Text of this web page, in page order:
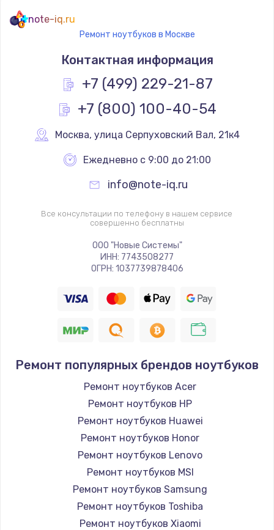
note-iq.ru
Ремонт ноутбуков в Москве
Контактная информация
+7 (499) 229-21-87
+7 (800) 100-40-54
Москва, улица Серпуховский Вал, 21к4
Ежедневно с 9:00 до 21:00
info@note-iq.ru
Все консультации по телефону в нашем сервисе
совершенно бесплатны
ООО "Новые Системы"
ИНН: 7743508277
ОГРН: 1037739878406
Ремонт популярных брендов ноутбуков
Ремонт ноутбуков Acer
Ремонт ноутбуков HP
Ремонт ноутбуков Huawei
Ремонт ноутбуков Honor
Ремонт ноутбуков Lenovo
Ремонт ноутбуков MSI
Ремонт ноутбуков Samsung
Ремонт ноутбуков Toshiba
Ремонт ноутбуков Xiaomi